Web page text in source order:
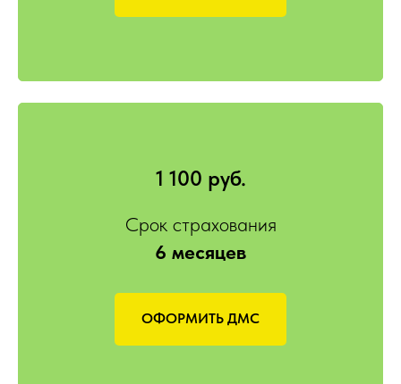
1 100 руб.
Срок страхования
6 месяцев
ОФОРМИТЬ ДМС